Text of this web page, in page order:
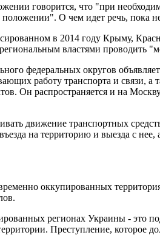
говорится, что "при
О чем идет речь, пока
в 2014 году Крыму,
властями проводить
федеральных округов
работу транспорта и связи,
Он распространяется и на
движение транспортных
на территорию и выезда с
оккупированных
регионах Украины - это
Преступление,